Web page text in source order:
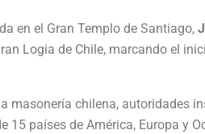
en el Gran Templo de Santiago,
Logia de Chile, marcando el
masonería chilena, autoridades
15 países de América, Europa y